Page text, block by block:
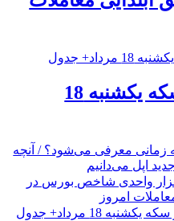
قیمت طلا و سکه یکشنبه 18
۱۸ چه زمانی معرفی می‌شود؟ / آنچه
اپل می‌دانیم
112 هزار واحدی شاخص بورس در
امروز
18 مرداد+ جدول